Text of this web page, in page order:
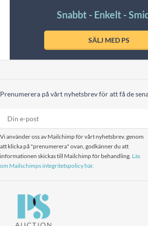
Snabbt - Enkelt -
SÄLJ MED PS
Prenumerera på vårt nyhetsbrev för att få de
Vi använder oss av Mailchimp för vårt nyhetsbrev. genom
att klicka på "prenumerera" ovan, godkänner du att
informationen skickas till Mailchimp för behandling. Läs
om Mailschimps integritetspolicy här.